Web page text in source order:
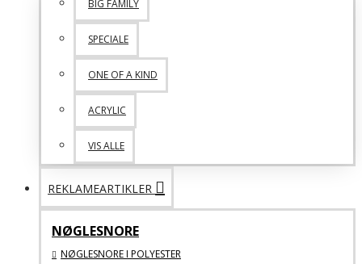
BIG FAMILY
SPECIALE
ONE OF A KIND
ACRYLIC
VIS ALLE
REKLAMEARTIKLER
NØGLESNORE
NØGLESNORE I POLYESTER